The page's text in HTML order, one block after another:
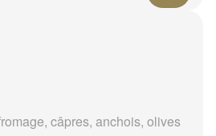
câpres, anchois, olives